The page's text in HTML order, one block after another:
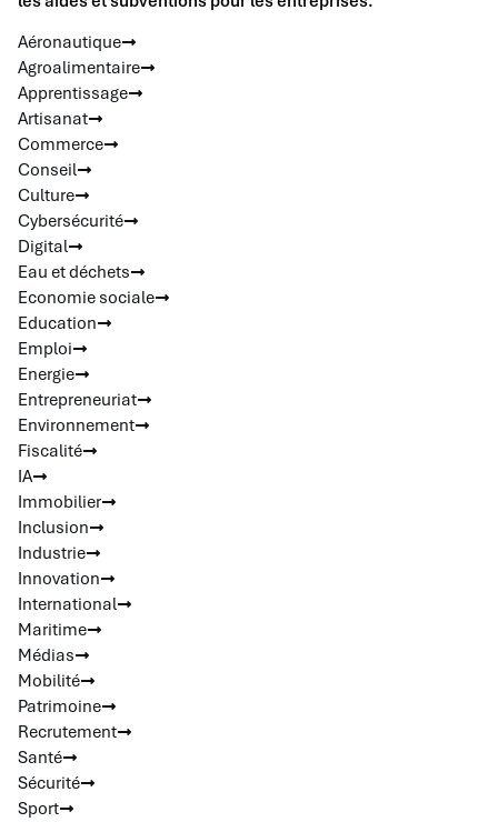
Aéronautique
Agroalimentaire
Apprentissage
Artisanat
Commerce
Conseil
Culture
Cybersécurité
Digital
Eau et déchets
Economie sociale
Education
Emploi
Energie
Entrepreneuriat
Environnement
Fiscalité
IA
Immobilier
Inclusion
Industrie
Innovation
International
Maritime
Médias
Mobilité
Patrimoine
Recrutement
Santé
Sécurité
Sport